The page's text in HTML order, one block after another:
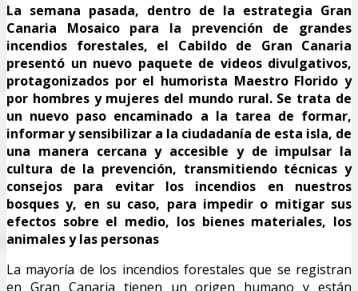
La semana pasada, dentro de la estrategia Gran
Canaria Mosaico para la prevención de grandes
incendios forestales, el Cabildo de Gran Canaria
presentó un nuevo paquete de videos divulgativos,
protagonizados por el humorista Maestro Florido y
por hombres y mujeres del mundo rural. Se trata de
un nuevo paso encaminado a la tarea de formar,
informar y sensibilizar a la ciudadanía de esta isla, de
una manera cercana y accesible y de impulsar la
cultura de la prevención, transmitiendo técnicas y
consejos para evitar los incendios en nuestros
bosques y, en su caso, para impedir o mitigar sus
efectos sobre el medio, los bienes materiales, los
animales y las personas
La mayoría de los incendios forestales que se registran
en Gran Canaria tienen un origen humano y están